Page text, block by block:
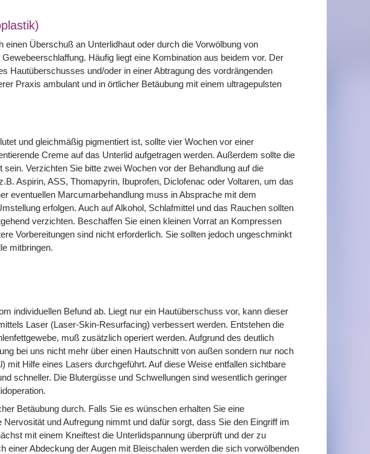
Überschuß an Unterlidhaut oder durch die Vorwölbung von
Häufig liegt eine Kombination aus beidem vor. Der
Hautüberschusses und/oder in einer Abtragung des vordrängenden
Praxis ambulant und in örtlicher Betäubung mit einem ultragepulsten
und gleichmäßig pigmentiert ist, sollte vier Wochen vor einer
Creme auf das Unterlid aufgetragen werden. Außerdem sollte die
Verzichten Sie bitte zwei Wochen vor der Behandlung auf die
Aspirin, ASS, Thomapyrin, Ibuprofen, Diclofenac oder Voltaren, um das
eventuellen Marcumarbehandlung muss in Absprache mit dem
erfolgen. Auch auf Alkohol, Schlafmittel und das Rauchen sollten
verzichten. Beschaffen Sie einen kleinen Vorrat an Kompressen
Vorbereitungen sind nicht erforderlich. Sie sollten jedoch ungeschminkt
mitbringen.
individuellen Befund ab. Liegt nur ein Hautüberschuss vor, kann dieser
Laser (Laser-Skin-Resurfacing) verbessert werden. Entstehen die
muß zusätzlich operiert werden. Aufgrund des deutlich
bei uns nicht mehr über einen Hautschnitt von außen sondern nur noch
mit Hilfe eines Lasers durchgeführt. Auf diese Weise entfallen sichtbare
schneller. Die Blutergüsse und Schwellungen sind wesentlich geringer
Betäubung durch. Falls Sie es wünschen erhalten Sie eine
und Aufregung nimmt und dafür sorgt, dass Sie den Eingriff im
mit einem Kneiftest die Unterlidspannung überprüft und der zu
einer Abdeckung der Augen mit Bleischalen werden die sich vorwölbenden